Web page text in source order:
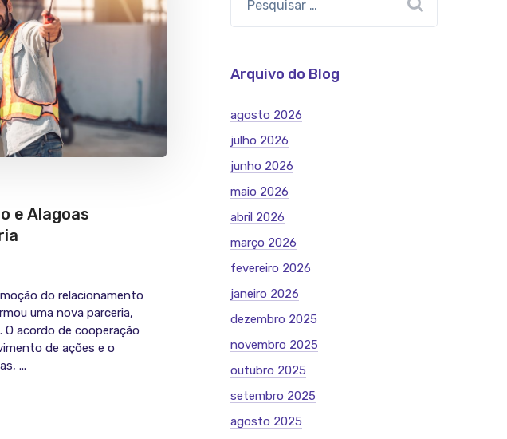
e Alagoas
do relacionamento
uma nova parceria,
acordo de cooperação
de ações e o
...
Arquivo do Blog
agosto 2026
julho 2026
junho 2026
maio 2026
abril 2026
março 2026
fevereiro 2026
janeiro 2026
dezembro 2025
novembro 2025
outubro 2025
setembro 2025
agosto 2025